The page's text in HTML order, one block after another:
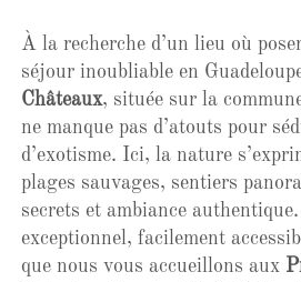
À la recherche d’un lieu où
séjour inoubliable en
Châteaux, située sur la
ne manque pas d’atouts pour
d’exotisme. Ici, la nature
plages sauvages, sentiers
secrets et ambiance
exceptionnel, facilement
que nous vous accueillons aux